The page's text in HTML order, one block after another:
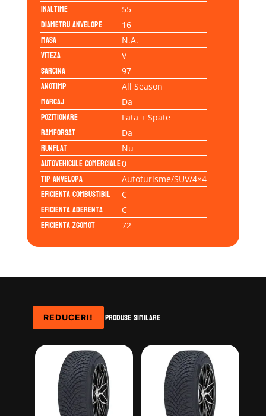
Inaltime 55
Diametru anvelope 16
Masa N.A.
Viteza V
Sarcina 97
Anotimp All Season
Marcaj Da
Pozitionare Fata + Spate
Ramforsat Da
Runflat Nu
Autovehicule comerciale0
Tip anvelopa Autoturisme/SUV/4×4
Eficienta Combustibil C
Eficienta Aderenta C
Eficienta Zgomot 72
Produse similare
REDUCERI!
REDUCERI!
REDUCERI!
REDUCERI!